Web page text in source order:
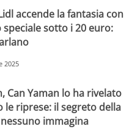
accende la fantasia con
speciale sotto i 20 euro:
2025
Can Yaman lo ha rivelato
le riprese: il segreto della
immagina